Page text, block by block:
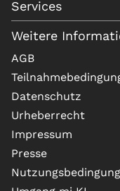
Services
Weitere
AGB
Datenschutz
Urheberrecht
Impressum
Presse